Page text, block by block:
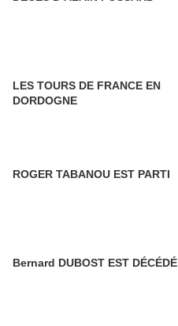
LES TOURS DE FRANCE EN
DORDOGNE
ROGER TABANOU EST PARTI
Bernard DUBOST EST DÉCÉDÉ